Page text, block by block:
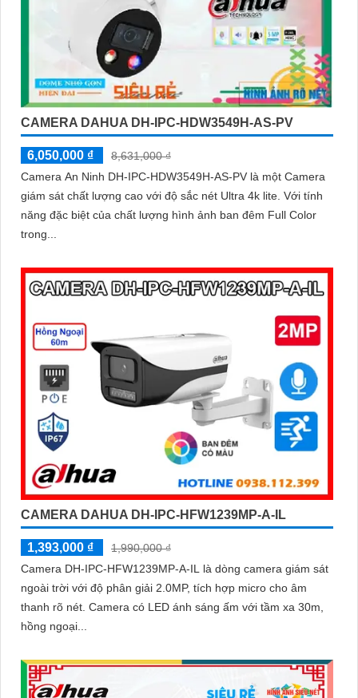
CAMERA DAHUA DH-IPC-HDW3549H-AS-PV
6,050,000 ₫
8,631,000 ₫
Camera An Ninh DH-IPC-HDW3549H-AS-PV là một Camera
giám sát chất lượng cao với độ sắc nét Ultra 4k lite. Với tính
năng đặc biệt của chất lượng hình ảnh ban đêm Full Color
trong...
CAMERA DAHUA DH-IPC-HFW1239MP-A-IL
1,393,000 ₫
1,990,000 ₫
Camera DH-IPC-HFW1239MP-A-IL là dòng camera giám sát
ngoài trời với độ phân giải 2.0MP, tích hợp micro cho âm
thanh rõ nét. Camera có LED ánh sáng ấm với tầm xa 30m,
hồng ngoại...